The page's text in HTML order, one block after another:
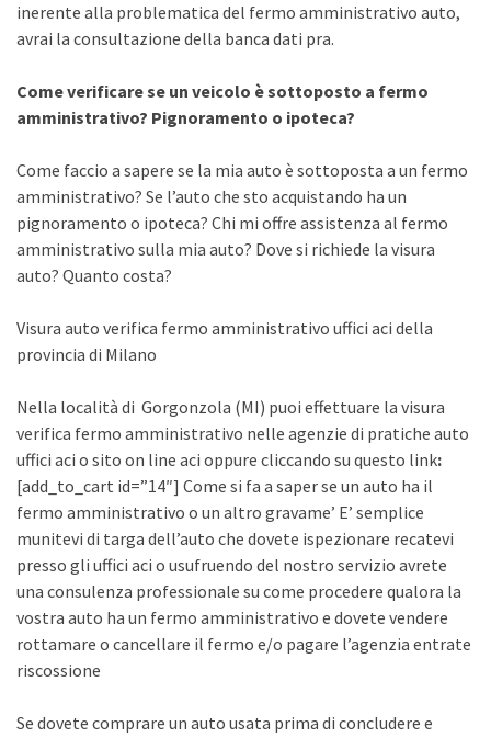
inerente alla problematica del fermo amministrativo auto,
avrai la consultazione della banca dati pra.
Come verificare se un veicolo è sottoposto a fermo
amministrativo? Pignoramento o ipoteca?
Come faccio a sapere se la mia auto è sottoposta a un fermo
amministrativo? Se l’auto che sto acquistando ha un
pignoramento o ipoteca? Chi mi offre assistenza al fermo
amministrativo sulla mia auto? Dove si richiede la visura
auto? Quanto costa?
Visura auto verifica fermo amministrativo uffici aci della
provincia di Milano
Nella località di Gorgonzola (MI) puoi effettuare la visura
verifica fermo amministrativo nelle agenzie di pratiche auto
uffici aci o sito on line aci oppure cliccando su questo link:
[add_to_cart id=”14″] Come si fa a saper se un auto ha il
fermo amministrativo o un altro gravame’ E’ semplice
munitevi di targa dell’auto che dovete ispezionare recatevi
presso gli uffici aci o usufruendo del nostro servizio avrete
una consulenza professionale su come procedere qualora la
vostra auto ha un fermo amministrativo e dovete vendere
rottamare o cancellare il fermo e/o pagare l’agenzia entrate
riscossione
Se dovete comprare un auto usata prima di concludere e